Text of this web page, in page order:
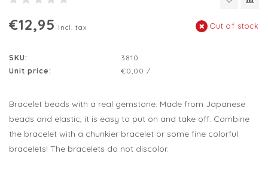
€12,95 Incl. tax Out of stock
SKU:
3810
Unit price:
€0,00 /
Bracelet beads with a real gemstone. Made from Japanese
beads and elastic, it is easy to put on and take off. Combine
the bracelet with a chunkier bracelet or some fine colorful
bracelets! The bracelets do not discolor.